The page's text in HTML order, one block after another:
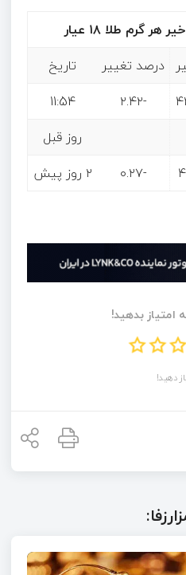
درصد تغییر
تاریخ
-۲.۴۲
11:54
روز قبل
-۰.۲۷ ۲ روز پیش
امتیاز بدهید!
دهید!